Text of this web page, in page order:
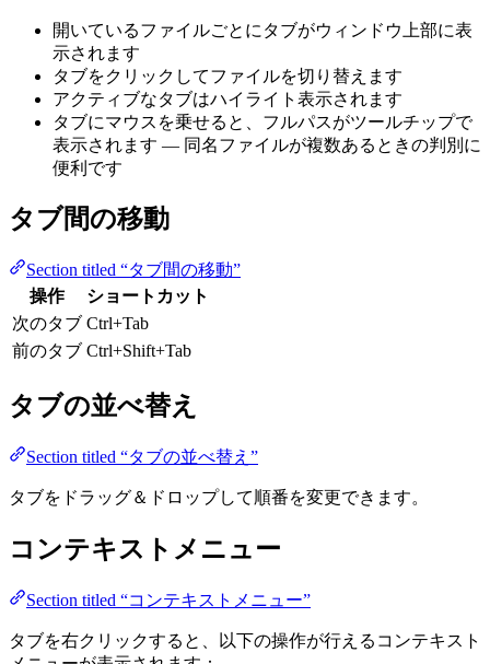
開いているファイルごとにタブがウィンドウ上部に表
示されます
タブをクリックしてファイルを切り替えます
アクティブなタブはハイライト表示されます
タブにマウスを乗せると、フルパスがツールチップで
表示されます — 同名ファイルが複数あるときの判別に
便利です
タブ間の移動
Section titled “タブ間の移動”
操作
ショートカット
次のタブ Ctrl+Tab
前のタブ Ctrl+Shift+Tab
タブの並べ替え
Section titled “タブの並べ替え”
タブをドラッグ＆ドロップして順番を変更できます。
コンテキストメニュー
Section titled “コンテキストメニュー”
タブを右クリックすると、以下の操作が行えるコンテキスト